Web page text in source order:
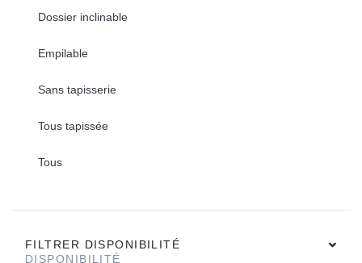
Dossier inclinable
Empilable
Sans tapisserie
Tous tapissée
Tous
FILTRER DISPONIBILITÉ
DISPONIBILITÉ